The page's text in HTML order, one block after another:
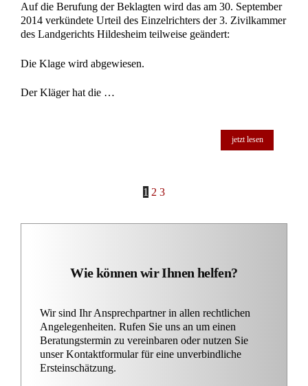
Auf die Berufung der Beklagten wird das am 30. September
2014 verkündete Urteil des Einzelrichters der 3. Zivilkammer
des Landgerichts Hildesheim teilweise geändert:
Die Klage wird abgewiesen.
Der Kläger hat die …
jetzt lesen
1 2 3
Wie können wir Ihnen helfen?
Wir sind Ihr Ansprechpartner in allen rechtlichen
Angelegenheiten. Rufen Sie uns an um einen
Beratungstermin zu vereinbaren oder nutzen Sie
unser Kontaktformular für eine unverbindliche
Ersteinschätzung.